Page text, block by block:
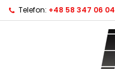
Telefon: +48 58 347 06 04